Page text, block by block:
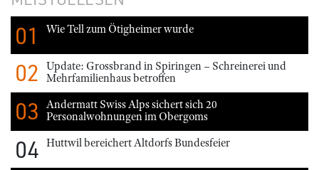
01 Wie Tell zum Ötigheimer wurde
02 Update: Grossbrand in Spiringen – Schreinerei und
Mehrfamilienhaus betroffen
03 Andermatt Swiss Alps sichert sich 20
Personalwohnungen im Obergoms
04 Huttwil bereichert Altdorfs Bundesfeier